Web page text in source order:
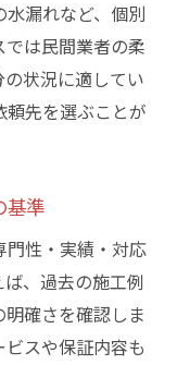
漏れなど、個別
は民間業者の柔
状況に適してい
先を選ぶことが
基準
門性・実績・対応
、過去の施工例
確さを確認しま
スや保証内容も